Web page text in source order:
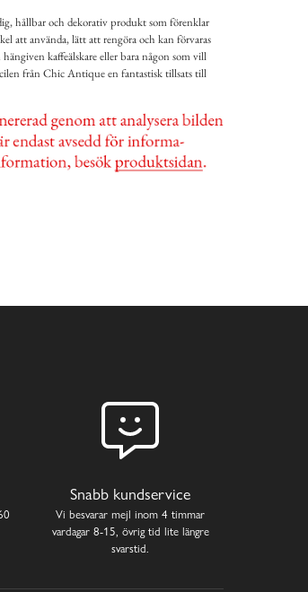
hållbar och dekorativ produkt som förenklar
att använda, lätt att rengöra och kan förvaras
kaffeälskare eller bara någon som vill
från Chic Antique en fantastisk tillsats till
Snabb kundservice
Vi besvarar mejl inom 4 timmar
vardagar 8-15, övrig tid lite längre
svarstid.